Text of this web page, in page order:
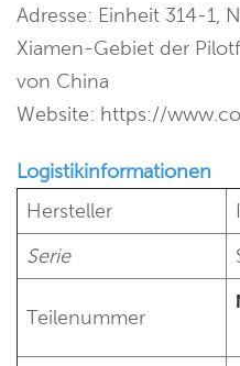
Adresse: Einheit 314-1,
Xiamen-Gebiet der
von China
Website: https://
Logistikinformationen
Hersteller
Serie
Teilenummer